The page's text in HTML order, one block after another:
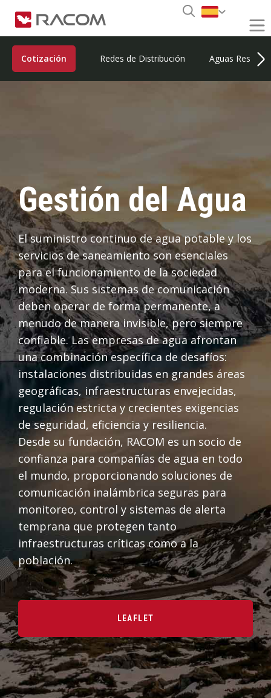
Cotización Redes de Distribución Aguas
Gestión del Agua
El suministro continuo de agua potable y los
servicios de saneamiento son esenciales
para el funcionamiento de la sociedad
moderna. Sus sistemas de comunicación
deben operar de forma permanente, a
menudo de manera invisible, pero siempre
confiable. Las empresas de agua afrontan
una combinación específica de desafíos:
instalaciones distribuidas en grandes áreas
geográficas, infraestructuras envejecidas,
regulación estricta y crecientes exigencias
de seguridad, eficiencia y resiliencia.
Desde su fundación, RACOM es un socio de
confianza para compañías de agua en todo
el mundo, proporcionando soluciones de
comunicación inalámbrica seguras para
monitoreo, control y sistemas de alerta
temprana que protegen tanto
infraestructuras críticas como a la
población.
LEAFLET